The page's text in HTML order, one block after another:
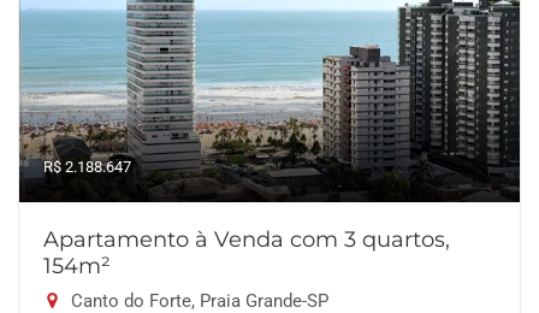
R$ 2.188.647
Apartamento à Venda com 3 quartos,
154m²
Canto do Forte, Praia Grande-SP